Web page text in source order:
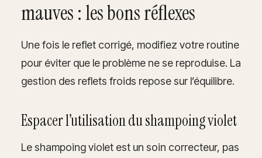
mauves : les bons réflexes
Une fois le reflet corrigé, modifiez votre routine
pour éviter que le problème ne se reproduise. La
gestion des reflets froids repose sur l’équilibre.
Espacer l’utilisation du shampoing violet
Le shampoing violet est un soin correcteur, pas